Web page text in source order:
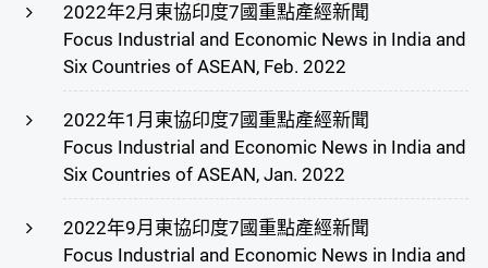
2022年2月東協印度7國重點產經新聞
Focus Industrial and Economic News in India and
Six Countries of ASEAN, Feb. 2022
2022年1月東協印度7國重點產經新聞
Focus Industrial and Economic News in India and
Six Countries of ASEAN, Jan. 2022
2022年9月東協印度7國重點產經新聞
Focus Industrial and Economic News in India and